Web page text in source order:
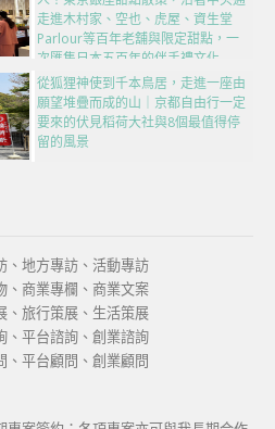
走進木村家、空也、虎屋、資生堂
Parlour等百年老舖與限定甜點，一
次匯集日本五百年的伴手禮文化
從狐狸神使到千本鳥居，走進一座由
願望堆疊而成的山｜京都自由行一定
要來的伏見稻荷大社與8個最值得停
留的風景
、地方專訪、活動專訪
、商業專欄、商業文案
、旅行策展、生活策展
、平台諮詢、創業諮詢
、平台顧問、創業顧問